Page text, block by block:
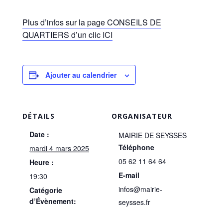
Plus d’infos sur la page CONSEILS DE
QUARTIERS d’un clic ICI
Ajouter au calendrier
DÉTAILS
Date :
mardi 4 mars 2025
Heure :
19:30
Catégorie
d’Évènement:
ORGANISATEUR
MAIRIE DE SEYSSES
Téléphone
05 62 11 64 64
E-mail
infos@mairie-
seysses.fr